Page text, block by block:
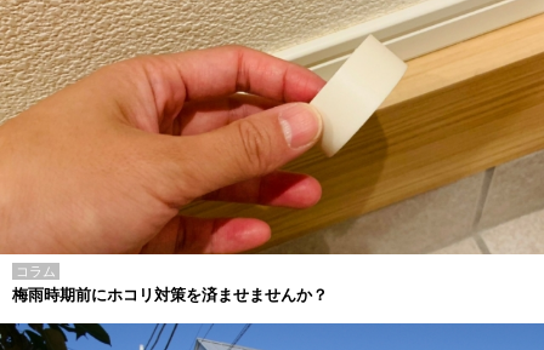
コラム
梅雨時期前にホコリ対策を済ませませんか？